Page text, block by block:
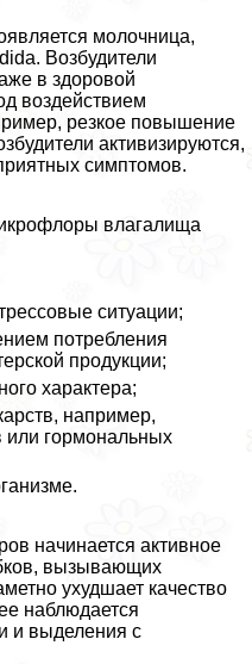
молочница,
Возбудители
в здоровой
воздействием
резкое повышение
активизируются,
симптомов.
влагалища
ситуации;
потрeбления
продукции;
хаpaктера;
например,
или гормональных
начинается активное
вызывающих
ухудшает качество
наблюдается
и выделения с